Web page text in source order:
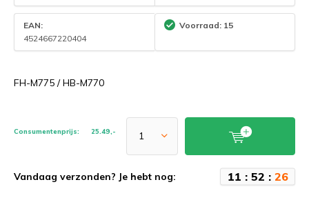
EAN:
4524667220404
Voorraad: 15
FH-M775 / HB-M770
Consumentenprijs: 25.49,-
Vandaag verzonden? Je hebt nog: 11 : 52 : 26